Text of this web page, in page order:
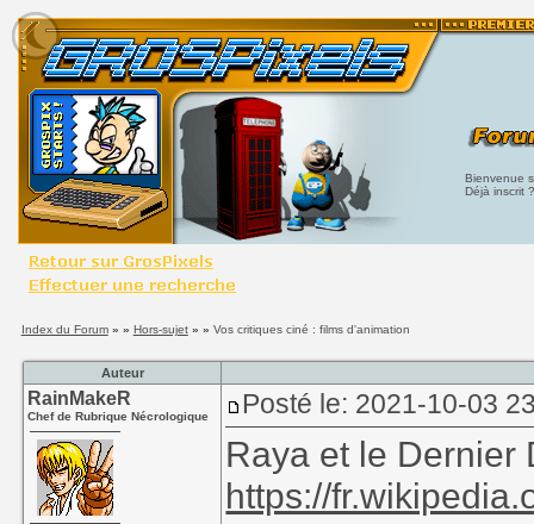
Bienvenue
Déjà inscrit
Index du Forum» » Hors-sujet» » Vos critiques ciné : films d'animation
Auteur
RainMakeR
Chef de Rubrique Nécrologique Posté le: 2021-10-03
Raya et le Dernier
https://